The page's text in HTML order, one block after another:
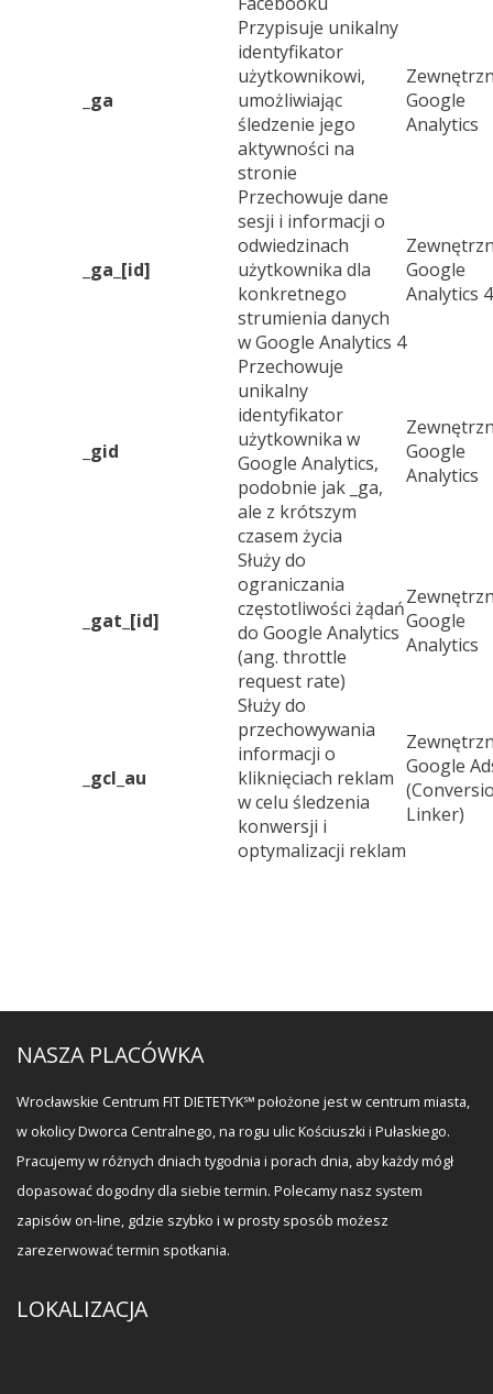
_ga
Przypisuje unikalny
identyfikator
użytkownikowi,
umożliwiając
śledzenie jego
aktywności na
stronie
Google
Analytics
_ga_[id]
Przechowuje dane
sesji i informacji o
odwiedzinach
użytkownika dla
konkretnego
strumienia danych
w Google Analytics 4
Google
Analytics 4
_gid
Przechowuje
unikalny
identyfikator
użytkownika w
Google Analytics,
podobnie jak _ga,
ale z krótszym
czasem życia
Google
Analytics
_gat_[id]
Służy do
ograniczania
częstotliwości żądań
do Google Analytics
(ang. throttle
request rate)
Google
Analytics
_gcl_au
Służy do
przechowywania
informacji o
kliknięciach reklam
w celu śledzenia
konwersji i
optymalizacji reklam
Google
Linker)
NASZA PLACÓWKA
Wrocławskie Centrum FIT DIETETYK℠ położone jest w centrum miasta,
w okolicy Dworca Centralnego, na rogu ulic Kościuszki i Pułaskiego.
Pracujemy w różnych dniach tygodnia i porach dnia, aby każdy mógł
dopasować dogodny dla siebie termin. Polecamy nasz system
zapisów on-line, gdzie szybko i w prosty sposób możesz
zarezerwować termin spotkania.
LOKALIZACJA